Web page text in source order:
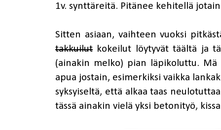
1v. synttäreitä. Pitänee kehitellä
Sitten asiaan, vaihteen vuoksi
takkuilut kokeilut löytyvättäältä ja
(ainakin melko) pian läpikoluttu.
apua jostain, esimerkiksi vaikka
syksyiseltä, että alkaa taas
tässä ainakin vielä yksi betonityö,